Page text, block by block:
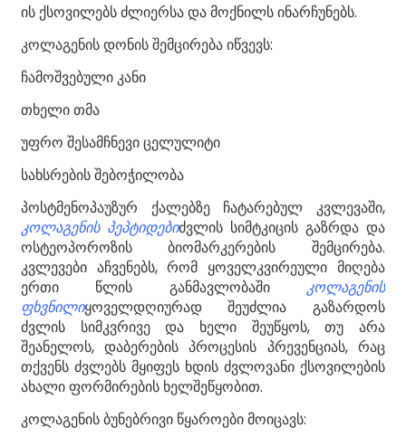
ის ქსოვილებს ძლიერსა და მოქნილს ინარჩუნებს.
კოლაგენის დონის შემცირება იწვევს:
ჩამოშვებული კანი
თხელი თმა
უფრო შესამჩნევი ცელულიტი
სახსრების შებოჭილობა
პოსტმენოპაუზურ ქალებზე ჩატარებულ კვლევაში,
კოლაგენის პეპტიდებიძვლის სიმტკიცის გაზრდა და
ოსტეოპოროზის ბიომარკერების შემცირება.
კვლევები აჩვენებს, რომ ყოველკვირეული მიღება
ერთი წლის განმავლობაშიკოლაგენის
ფხვნილიყოველდღიურად შეუძლია გაზარდოს
ძვლის სიმკვრივე და ხელი შეუწყოს, თუ არა
შეანელოს, დაბერების პროცესის პრევენციას, რაც
თქვენს ძვლებს მყიფეს ხდის ძვლოვანი ქსოვილების
ახალი ფორმირების ხელშეწყობით.
კოლაგენის ბუნებრივი წყაროები მოიცავს: